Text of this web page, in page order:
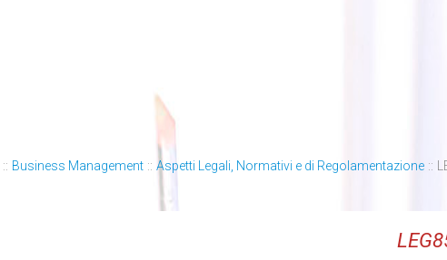
:: Business Management :: Aspetti Legali, Normativi e di Regolamentazione ::